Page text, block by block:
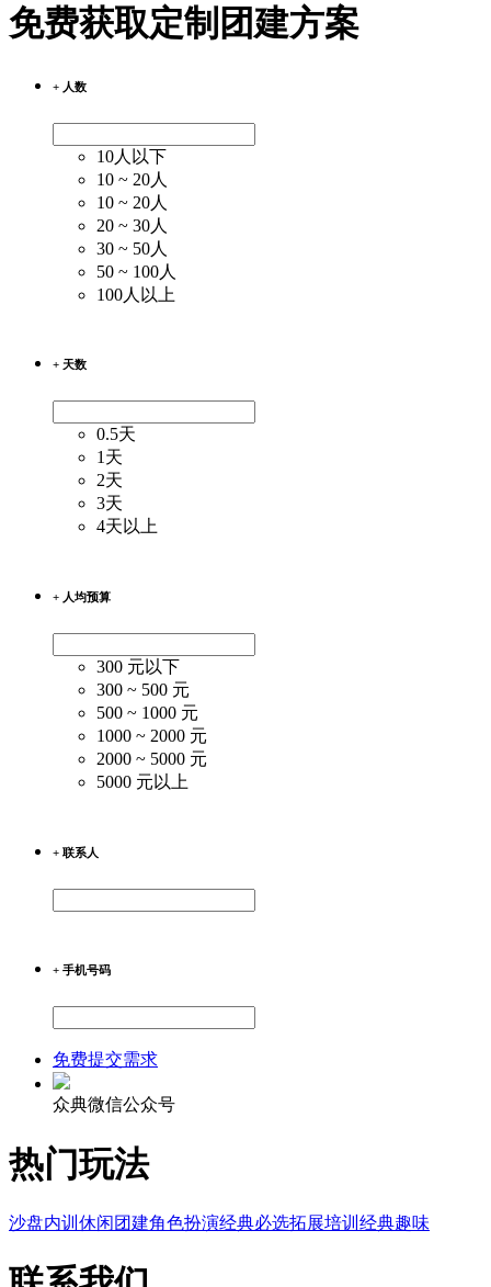
免费获取定制团建方案
+ 人数
10人以下
10 ~ 20人
10 ~ 20人
20 ~ 30人
30 ~ 50人
50 ~ 100人
100人以上
+ 天数
0.5天
1天
2天
3天
4天以上
+ 人均预算
300 元以下
300 ~ 500 元
500 ~ 1000 元
1000 ~ 2000 元
2000 ~ 5000 元
5000 元以上
+ 联系人
+ 手机号码
免费提交需求
众典微信公众号
热门玩法
沙盘内训 休闲团建角色扮演经典必选拓展培训 经典趣味